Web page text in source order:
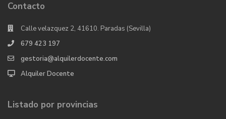
Contacto
Calle velazquez 2, 41610. Paradas (Sevilla)
679 423 197
gestoria@alquilerdocente.com
Alquiler Docente
Listado por provincias